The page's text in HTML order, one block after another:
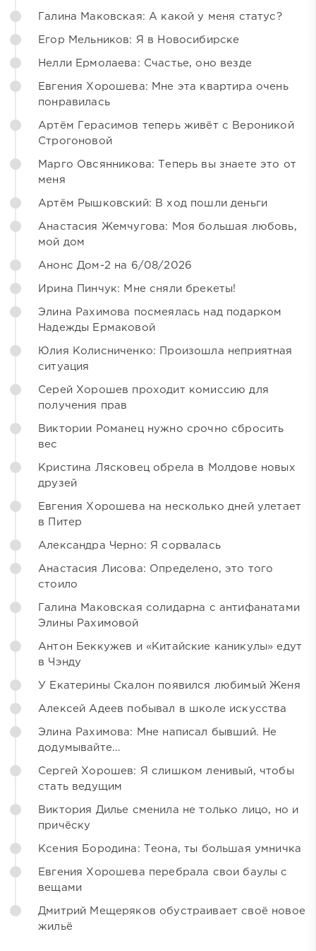
Галина Маковская: А какой у меня статус?
Егор Мельников: Я в Новосибирске
Нелли Ермолаева: Счастье, оно везде
Евгения Хорошева: Мне эта квартира очень
понравилась
Артём Герасимов теперь живёт с Вероникой
Строгоновой
Марго Овсянникова: Теперь вы знаете это от
меня
Артём Рышковский: В ход пошли деньги
Анастасия Жемчугова: Моя большая любовь,
мой дом
Анонс Дом-2 на 6/08/2026
Ирина Пинчук: Мне сняли брекеты!
Элина Рахимова посмеялась над подарком
Надежды Ермаковой
Юлия Колисниченко: Произошла неприятная
ситуация
Серей Хорошев проходит комиссию для
получения прав
Виктории Романец нужно срочно сбросить
вес
Кристина Лясковец обрела в Молдове новых
друзей
Евгения Хорошева на несколько дней улетает
в Питер
Александра Черно: Я сорвалась
Анастасия Лисова: Определено, это того
стоило
Галина Маковская солидарна с антифанатами
Элины Рахимовой
Антон Беккужев и «Китайские каникулы» едут
в Чэнду
У Екатерины Скалон появился любимый Женя
Алексей Адеев побывал в школе искусства
Элина Рахимова: Мне написал бывший. Не
додумывайте...
Сергей Хорошев: Я слишком ленивый, чтобы
стать ведущим
Виктория Дилье сменила не только лицо, но и
причёску
Ксения Бородина: Теона, ты большая умничка
Евгения Хорошева перебрала свои баулы с
вещами
Дмитрий Мещеряков обустраивает своё новое
жильё